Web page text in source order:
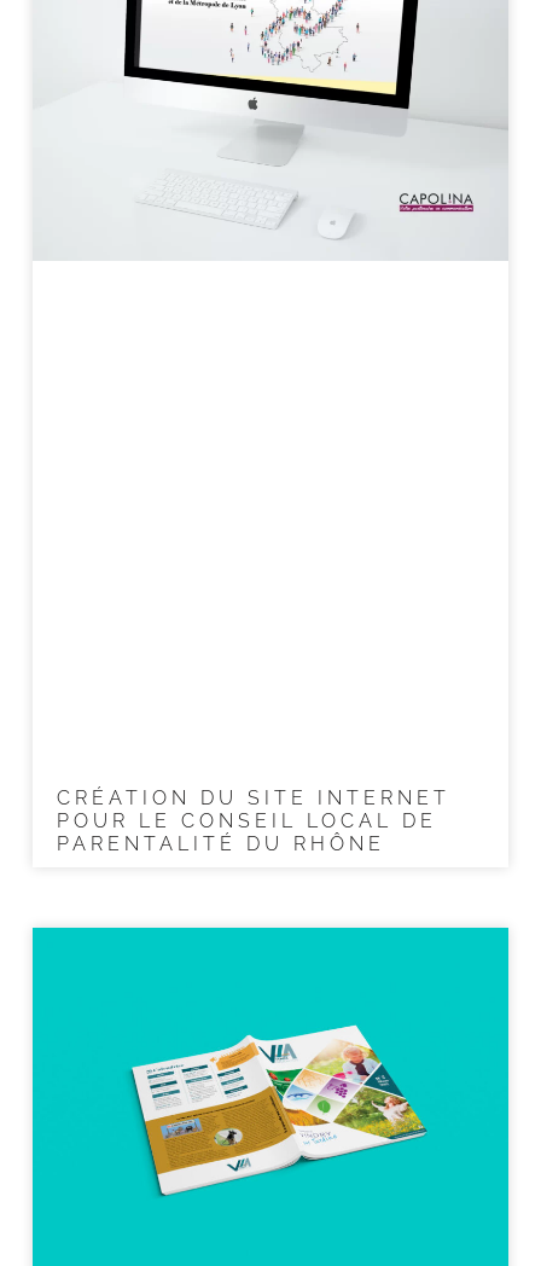
CRÉATION DU SITE INTERNET
POUR LE CONSEIL LOCAL DE
PARENTALITÉ DU RHÔNE